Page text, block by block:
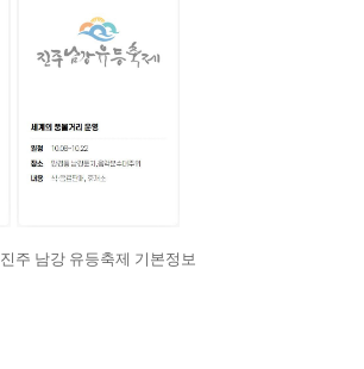
진주 남강 유등축제 기본정보